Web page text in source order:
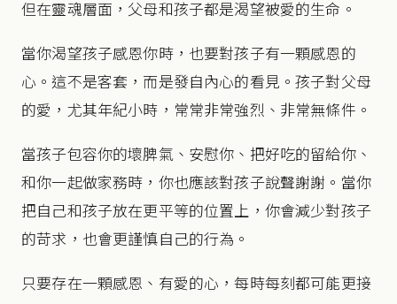
但在靈魂層面，父母和孩子都是渴望被愛的生命。
當你渴望孩子感恩你時，也要對孩子有一顆感恩的
心。這不是客套，而是發自內心的看見。孩子對父母
的愛，尤其年紀小時，常常非常強烈、非常無條件。
當孩子包容你的壞脾氣、安慰你、把好吃的留給你、
和你一起做家務時，你也應該對孩子說聲謝謝。當你
把自己和孩子放在更平等的位置上，你會減少對孩子
的苛求，也會更謹慎自己的行為。
只要存在一顆感恩、有愛的心，每時每刻都可能更接